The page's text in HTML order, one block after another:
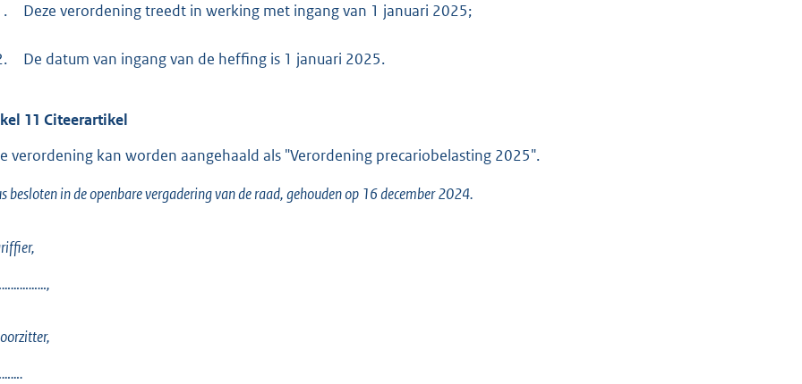
Deze verordening treedt in werking met ingang van 1 januari 2025;
De datum van ingang van de heffing is 1 januari 2025.
11 Citeerartikel
verordening kan worden aangehaald als "Verordening precariobelasting 2025".
besloten in de openbare vergadering van de raad, gehouden op 16 december 2024.